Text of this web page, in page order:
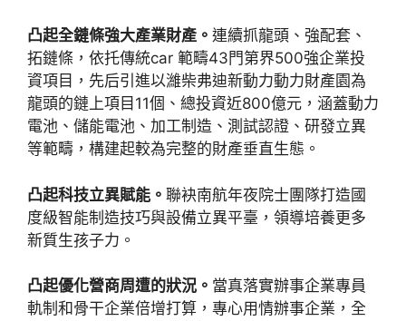
凸起全鏈條強大產業財產。 連續抓龍頭、強配套、
拓鏈條，依托傳統car 範疇43門第界500強企業投
資項目，先后引進以濰柴弗迪新動力動力財產園為
龍頭的鏈上項目11個、總投資近800億元，涵蓋動力
電池、儲能電池、加工制造、測試認證、研發立異
等範疇，構建起較為完整的財產垂直生態。
凸起科技立異賦能。 聯袂南航年夜院士團隊打造國
度級智能制造技巧與設備立異平臺，領導培養更多
新質生孩子力。
凸起優化營商周遭的狀況。 當真落實辦事企業專員
軌制和骨干企業倍增打算，專心用情辦事企業，全